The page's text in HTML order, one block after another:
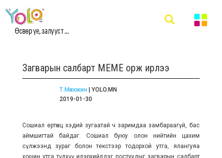
Өсвөр үе, залууст ...
Загварын салбарт MEME орж ирлээ
Т.Мөнхжин | YOLO.MN
2019-01-30
Сошиал ертөнц хэдий зугаатай ч заримдаа замбараагүй, бас
аймшигтай байдаг. Сошиал буюу олон нийтийн цахим
сүлжээнд зураг болон текстээр тодорхой утга, ялангуяа